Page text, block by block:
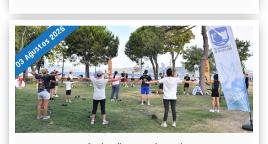
03 Ağustos 2026